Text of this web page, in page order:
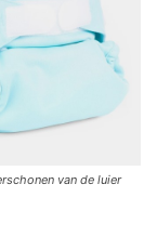
van de luier